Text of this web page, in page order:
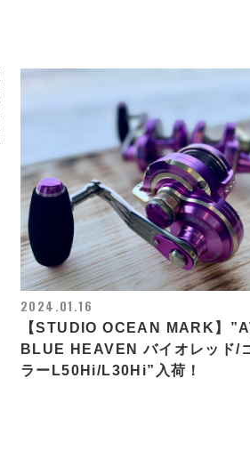
2024.01.16
【STUDIO OCEAN MARK】
BLUE HEAVEN バイオレッド/
ラーL50Hi/L30Hi”入荷！